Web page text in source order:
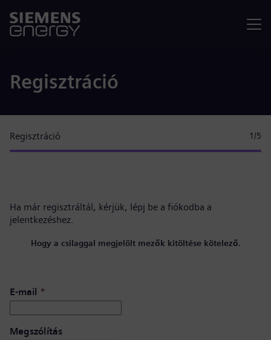
Regisztráció
Regisztráció 1 /5
Ha már regisztráltál, kérjük, lépj be a fiókodba a
jelentkezéshez.
Hogy a csilaggal megjelölt mezők kitöltése kötelező.
E-mail *
Megszólítás